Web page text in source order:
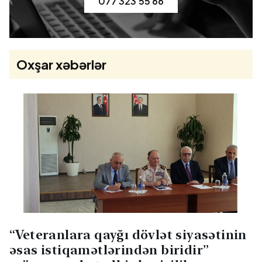
Oxşar xəbərlər
“Veteranlara qayğı dövlət siyasətinin
əsas istiqamətlərindən biridir”